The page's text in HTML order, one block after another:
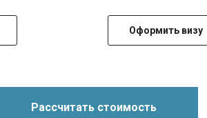
Оформить визу
Рассчитать стоимость